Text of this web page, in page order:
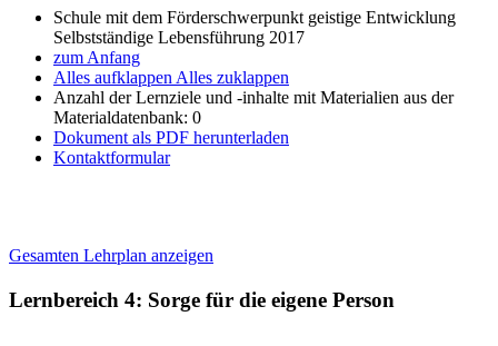
Schule mit dem Förderschwerpunkt geistige Entwicklung
Selbstständige Lebensführung 2017
zum Anfang
Alles aufklappen Alles zuklappen
Anzahl der Lernziele und -inhalte mit Materialien aus der
Materialdatenbank: 0
Dokument als PDF herunterladen
Kontaktformular
Gesamten Lehrplan anzeigen
Lernbereich 4: Sorge für die eigene Person